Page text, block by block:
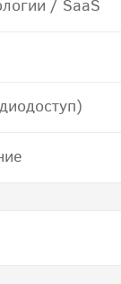
/ SaaS